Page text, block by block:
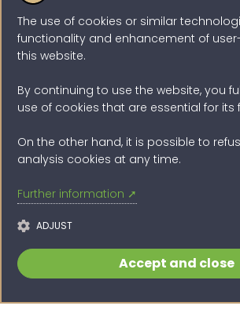
Sind Sie auf der Suche?
SUCHEN
Mit DROPPY.ch grosse Dateien ohne
einfach teilen - per Link oder E-Mail und
The use of cookies or similar
functionality and enhancement of
this website.
By continuing to use the website, you
use of cookies that are essential for its
On the other hand, it is possible to
analysis cookies at any time.
Further information ➚
ADJUST
Accept and close